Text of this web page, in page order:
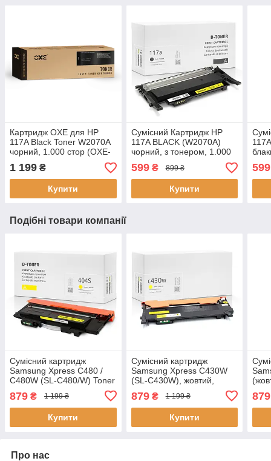
Картридж OXE для HP
117A Black Toner W2070A
чорний, 1.000 стор (OXE-
1 199 ₴
Купити
Сумісний Картридж HP
117A BLACK (W2070A)
чорний, з тонером, 1.000
стор., аналог від Gravitone
599₴ 899 ₴
Купити
599
Подібні товари компанії
Сумісний картридж
Samsung Xpress C480 /
C480W (SL-C480/W) Toner
аналог від Gravitone
879 ₴ 1 199 ₴
Купити
Сумісний картридж
Samsung Xpress C430W
(SL-C430W), жовтий,
1.000 сторінок, аналог від
Gravitone
879₴ 1 199 ₴
Купити
879
Про нас